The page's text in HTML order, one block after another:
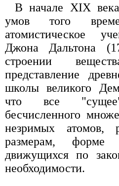
В начале XIX
умов того
атомистическое
Джона Дальтона
строении
представление
школы великого
что все
бесчисленного
незримых атомов,
размерам,
движущихся по
необходимости.